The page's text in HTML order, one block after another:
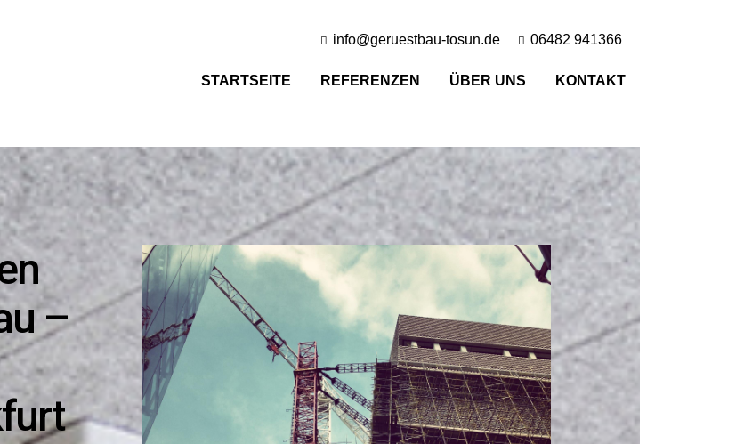
info@geruestbau-tosun.de 06482 941366
STARTSEITE REFERENZEN ÜBER UNS KONTAKT
–